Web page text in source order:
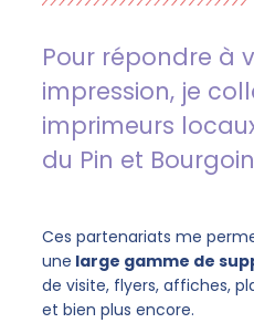
Pour répondre à
impression, je
imprimeurs
du Pin et
Ces partenariats me
une large gamme de
de visite, flyers, affiches,
et bien plus encore.